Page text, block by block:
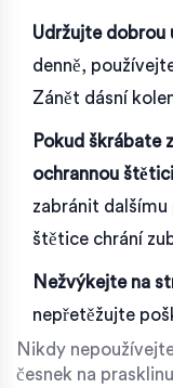
Udržujte dobrou
denně,
Zánět dásní
Pokud škrábate
ochrannou
zabránit
štětice chrání
Nežvýkejte na
nepřetěžujte
Nikdy
česnek na